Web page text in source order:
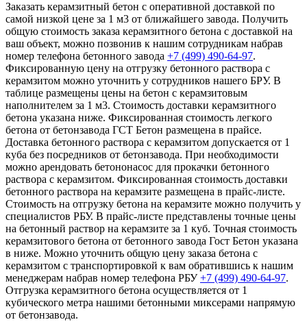
Заказать керамзитный бетон с оперативной доставкой по
самой низкой цене за 1 м3 от ближайшего завода. Получить
общую стоимость заказа керамзитного бетона с доставкой на
ваш объект, можно позвонив к нашим сотрудникам набрав
номер телефона бетонного завода +7 (499) 490-64-97.
Фиксированную цену на отгрузку бетонного раствора с
керамзитом можно уточнить у сотрудников нашего БРУ. В
таблице размещены цены на бетон с керамзитовым
наполнителем за 1 м3. Стоимость доставки керамзитного
бетона указана ниже. Фиксированная стоимость легкого
бетона от бетонзавода ГСТ Бетон размещена в прайсе.
Доставка бетонного раствора с керамзитом допускается от 1
куба без посредников от бетонзавода. При необходимости
можно арендовать бетононасос для прокачки бетонного
раствора с керамзитом. Фиксированная стоимость доставки
бетонного раствора на керамзите размещена в прайс-листе.
Стоимость на отгрузку бетона на керамзите можно получить у
специалистов РБУ. В прайс-листе представлены точные цены
на бетонный раствор на керамзите за 1 куб. Точная стоимость
керамзитового бетона от бетонного завода Гост Бетон указана
в ниже. Можно уточнить общую цену заказа бетона с
керамзитом с транспортировкой к вам обратившись к нашим
менеджерам набрав номер телефона РБУ+7 (499) 490-64-97.
Отгрузка керамзитного бетона осуществляется от 1
кубического метра нашими бетонными миксерами напрямую
от бетонзавода.